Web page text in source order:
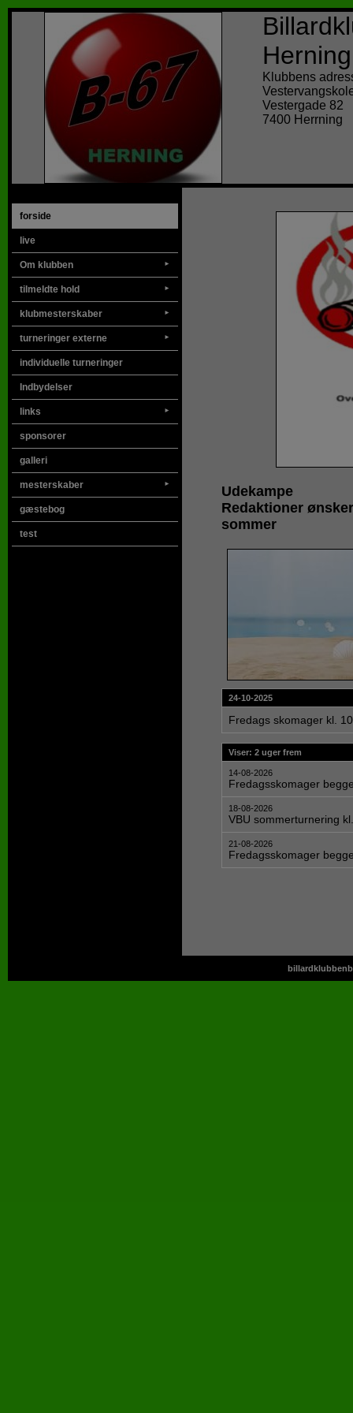
Herning
Klubbens
Vestergade 82
7400 Herrning
forside
live
►
Om klubben
►
tilmeldte hold
►
klubmesterskaber
►
turneringer externe
individuelle turneringer
Indbydelser
►
links
sponsorer
galleri
►
mesterskaber
gæstebog
test
Udekampe
Redaktioner
sommer
24-10-2025
Fredags skomager kl.
Viser: 2 uger frem
14-08-2026
Fredagsskomager
18-08-2026
VBU sommerturnering
21-08-2026
Fredagsskomager